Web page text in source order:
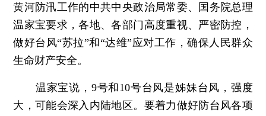
黄河防汛工作的中共中央政治局常委、国务院总理
温家宝要求，各地、各部门高度重视、严密防控，
做好台风“苏拉”和“达维”应对工作，确保人民群众
生命财产安全。
温家宝说，9号和10号台风是姊妹台风，强度
大，可能会深入内陆地区。要着力做好防台风各项